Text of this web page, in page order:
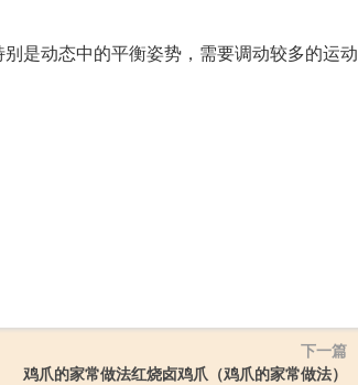
是动态中的平衡姿势，需要调动较多的运动
下一篇
鸡爪的家常做法红烧卤鸡爪（鸡爪的家常做法）